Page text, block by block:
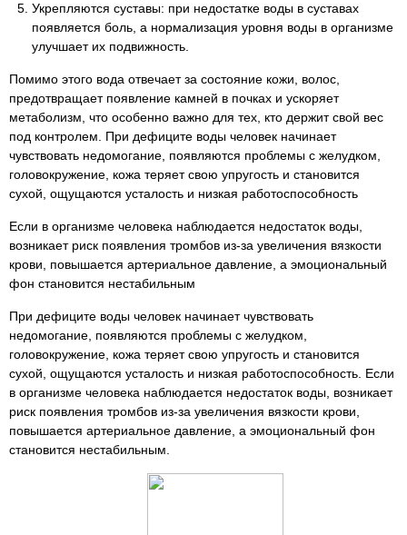
Укрепляются суставы: при недостатке воды в суставах
появляется боль, а нормализация уровня воды в организме
улучшает их подвижность.
Помимо этого вода отвечает за состояние кожи, волос,
предотвращает появление камней в почках и ускоряет
метаболизм, что особенно важно для тех, кто держит свой вес
под контролем. При дефиците воды человек начинает
чувствовать недомогание, появляются проблемы с желудком,
головокружение, кожа теряет свою упругость и становится
сухой, ощущаются усталость и низкая работоспособность
Если в организме человека наблюдается недостаток воды,
возникает риск появления тромбов из-за увеличения вязкости
крови, повышается артериальное давление, а эмоциональный
фон становится нестабильным
При дефиците воды человек начинает чувствовать
недомогание, появляются проблемы с желудком,
головокружение, кожа теряет свою упругость и становится
сухой, ощущаются усталость и низкая работоспособность. Если
в организме человека наблюдается недостаток воды, возникает
риск появления тромбов из-за увеличения вязкости крови,
повышается артериальное давление, а эмоциональный фон
становится нестабильным.